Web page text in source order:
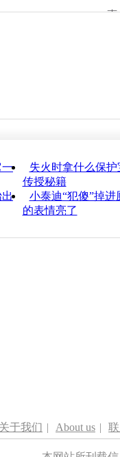
责
一
失火时拿什么保
传授秘籍
出 小泰迪“犯傻”掉进
的表情亮了
关于我们 | About us |